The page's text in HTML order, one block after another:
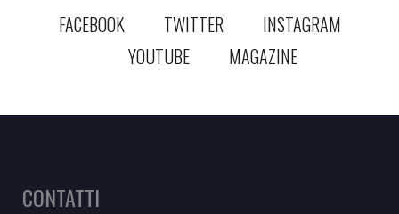
FACEBOOK TWITTER
INSTAGRAM
YOUTUBE
MAGAZINE
CONTATTI